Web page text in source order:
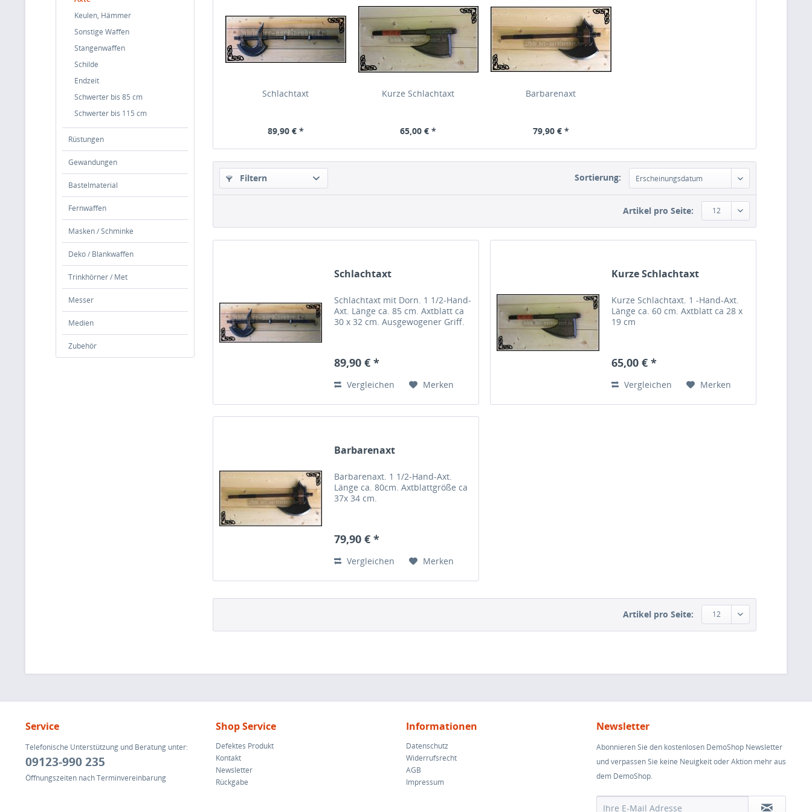
Keulen, Hämmer
Sonstige Waffen
Stangenwaffen
Schilde
Endzeit
Schwerter bis 85 cm
Schwerter bis 115 cm
Rüstungen
Gewandungen
Bastelmaterial
Fernwaffen
Masken / Schminke
Deko / Blankwaffen
Trinkhörner / Met
Messer
Medien
Zubehör
Schlachtaxt
89,90 € *
Kurze Schlachtaxt
65,00 € *
Barbarenaxt
79,90 € *
Filtern Sortierung: Erscheinungsdatum
Artikel pro Seite: 12
Schlachtaxt
Schlachtaxt mit Dorn. 1 1/2-Hand-
Axt. Länge ca. 85 cm. Axtblatt ca
30 x 32 cm. Ausgewogener Griff.
89,90 € *
Vergleichen Merken
Kurze Schlachtaxt
Kurze Schlachtaxt. 1 -Hand-Axt.
Länge ca. 60 cm. Axtblatt ca 28 x
19 cm
65,00 € *
Vergleichen Merken
Barbarenaxt
Barbarenaxt. 1 1/2-Hand-Axt.
Länge ca. 80cm. Axtblattgröße ca
37x 34 cm.
79,90 € *
Vergleichen Merken
Artikel pro Seite: 12
Service
Telefonische Unterstützung und Beratung unter:
09123-990 235
Öffnungszeiten nach Terminvereinbarung
Shop Service
Defektes Produkt
Kontakt
Newsletter
Rückgabe
Informationen
Datenschutz
Widerrufsrecht
AGB
Impressum
Newsletter
Abonnieren Sie den kostenlosen DemoShop Newsletter
und verpassen Sie keine Neuigkeit oder Aktion mehr aus
dem DemoShop.